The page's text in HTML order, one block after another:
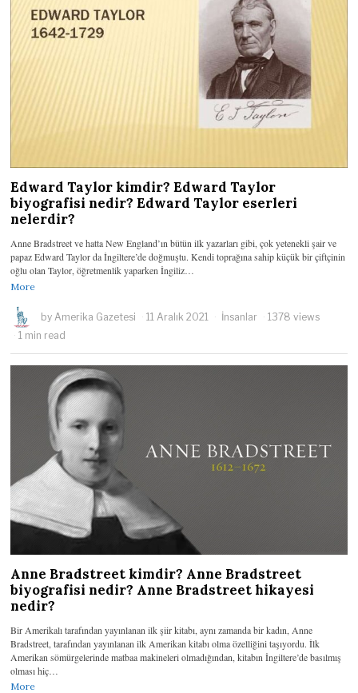
Edward Taylor kimdir? Edward Taylor
biyografisi nedir? Edward Taylor eserleri
nelerdir?
Anne Bradstreet ve hatta New England’ın bütün ilk yazarları gibi, çok yetenekli şair ve
papaz Edward Taylor da İngiltere’de doğmuştu. Kendi toprağına sahip küçük bir çiftçinin
oğlu olan Taylor, öğretmenlik yaparken İngiliz…
More
byAmerika Gazetesi 11 Aralık 2021 İnsanlar
1378 views
1 min read
Anne Bradstreet kimdir? Anne Bradstreet
biyografisi nedir? Anne Bradstreet hikayesi
nedir?
Bir Amerikalı tarafından yayınlanan ilk şiir kitabı, aynı zamanda bir kadın, Anne
Bradstreet, tarafından yayınlanan ilk Amerikan kitabı olma özelliğini taşıyordu. İlk
Amerikan sömürgelerinde matbaa makineleri olmadığından, kitabın İngiltere’de basılmış
olması hiç…
More